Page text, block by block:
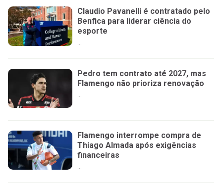
Claudio Pavanelli é contratado pelo
Benfica para liderar ciência do
esporte
...
Pedro tem contrato até 2027, mas
Flamengo não prioriza renovação
Flamengo interrompe compra de
Thiago Almada após exigências
financeiras
...